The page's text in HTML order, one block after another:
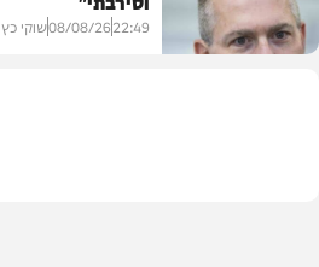
22:49
08/08/26שוקי כץ